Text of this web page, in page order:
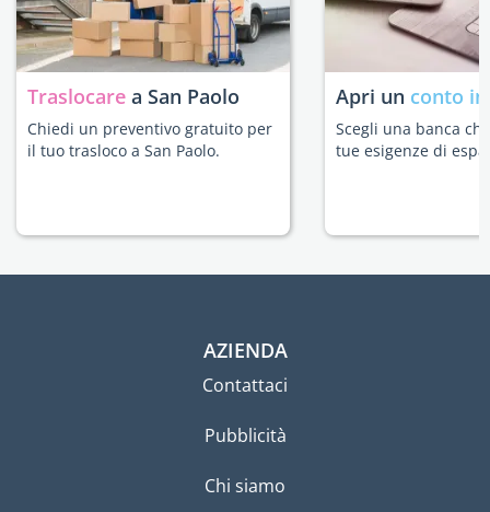
Traslocare a San Paolo
Chiedi un preventivo gratuito per
il tuo trasloco a San Paolo.
Apri un conto
Scegli una banca
tue esigenze di
AZIENDA
Contattaci
Pubblicità
Chi siamo